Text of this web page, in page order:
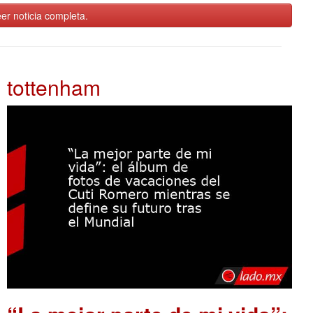
noticia completa.
tottenham